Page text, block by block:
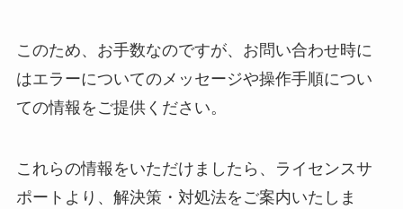
このため、お手数なのですが、お問い合わせ時に
はエラーについてのメッセージや操作手順につい
ての情報をご提供ください。
これらの情報をいただけましたら、ライセンスサ
ポートより、解決策・対処法をご案内いたしま